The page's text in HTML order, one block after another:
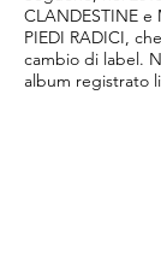
CLANDESTINE
PIEDI RADICI,
cambio di label.
album registrato